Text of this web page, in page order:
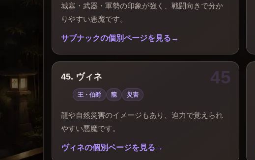
城塞・武器・軍勢の印象が強く、戦闘向きで分か
りやすい悪魔です。
サブナックの個別ページを見る
45. ヴィネ
王・伯爵 龍 災害
龍や自然災害のイメージもあり、迫力で覚えられ
やすい悪魔です。
ヴィネの個別ページを見る